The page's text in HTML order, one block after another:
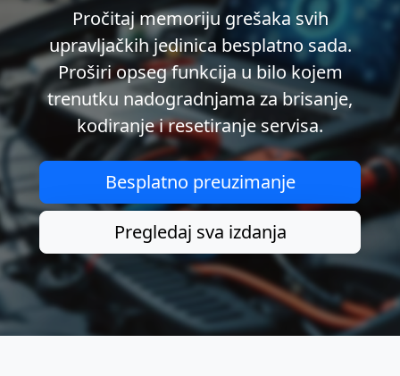
Pročitaj memoriju grešaka svih
upravljačkih jedinica besplatno sada.
Proširi opseg funkcija u bilo kojem
trenutku nadogradnjama za brisanje,
kodiranje i resetiranje servisa.
Besplatno preuzimanje
Pregledaj sva izdanja